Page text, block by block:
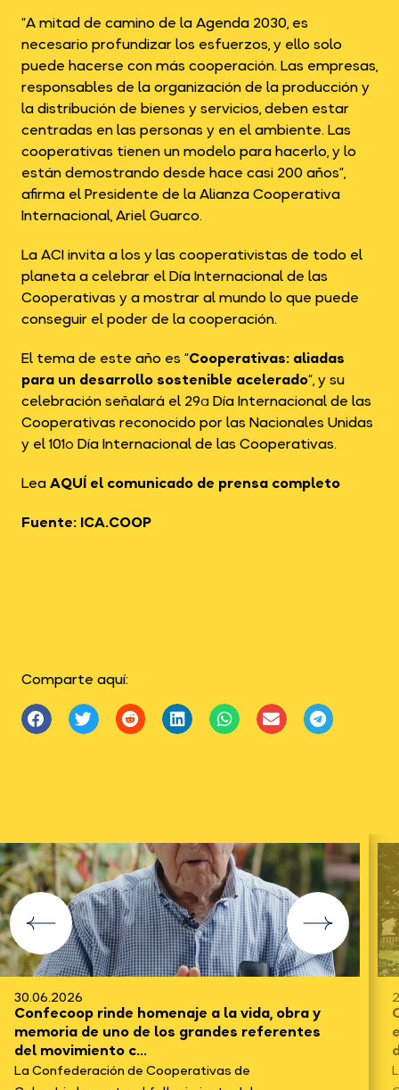
“A mitad de camino de la Agenda 2030, es
necesario profundizar los esfuerzos, y ello solo
puede hacerse con más cooperación. Las empresas,
responsables de la organización de la producción y
la distribución de bienes y servicios, deben estar
centradas en las personas y en el ambiente. Las
cooperativas tienen un modelo para hacerlo, y lo
están demostrando desde hace casi 200 años”,
afirma el Presidente de la Alianza Cooperativa
Internacional, Ariel Guarco.
La ACI invita a los y las cooperativistas de todo el
planeta a celebrar el Día Internacional de las
Cooperativas y a mostrar al mundo lo que puede
conseguir el poder de la cooperación.
El tema de este año es “Cooperativas: aliadas
para un desarrollo sostenible acelerado“, y su
celebración señalará el 29ª Día Internacional de las
Cooperativas reconocido por las Nacionales Unidas
y el 101º Día Internacional de las Cooperativas.
LeaAQUÍ el comunicado de prensa completo
Fuente: ICA.COOP
Comparte aquí:
30.06.2026
Confecoop rinde homenaje a la vida, obra y
memoria de uno de los grandes referentes
del movimiento c...
La Confederación de Cooperativas de